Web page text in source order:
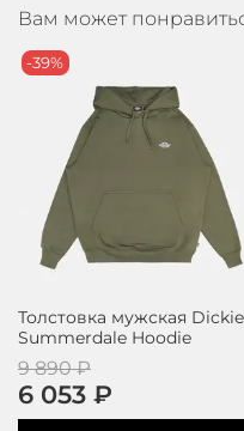
Вам может
-39%
Толстовка мужская
Summerdale Hoodie
9 890 ₽
6 053 ₽